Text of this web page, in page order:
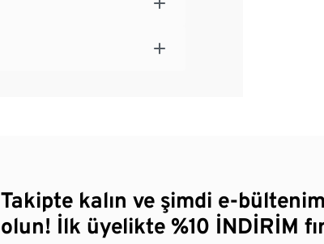
Takipte kalın ve şimdi e-
olun! İlk üyelikte %10 İNDİRİM